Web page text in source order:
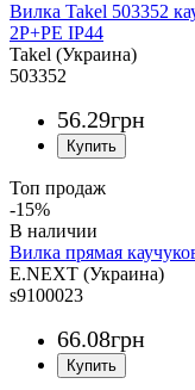
Вилка Takel 503352
2Р+РЕ IP44
Takel (Украина)
503352
56.29грн
Топ продаж
-15%
Вилка прямая
E.NEXT (Украина)
s9100023
66.08грн